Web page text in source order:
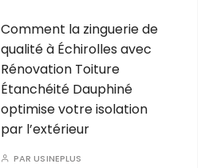
Comment la zinguerie de
qualité à Échirolles avec
Rénovation Toiture
Étanchéité Dauphiné
optimise votre isolation
par l’extérieur
PARUSINEPLUS